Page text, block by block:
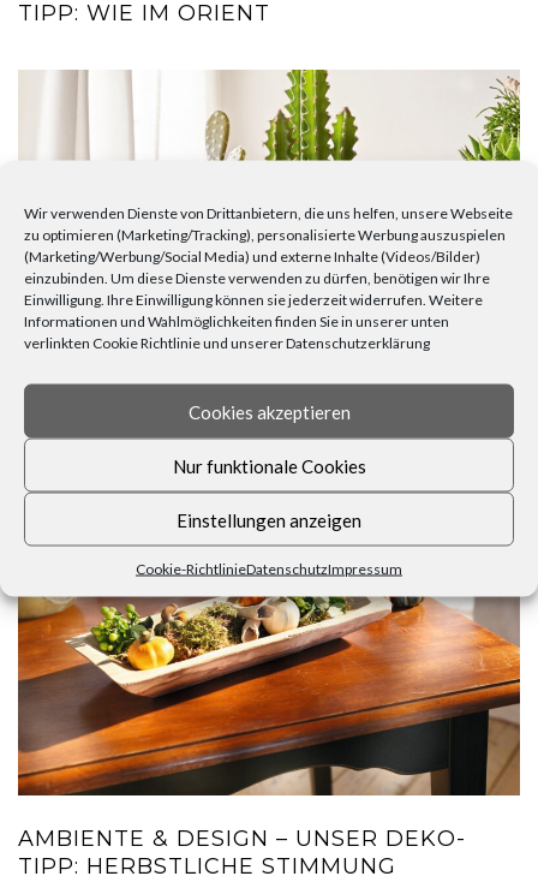
Wir verwenden Dienste von Drittanbietern, die uns helfen, unsere Webseite
zu optimieren (Marketing/Tracking), personalisierte Werbung auszuspielen
(Marketing/Werbung/Social Media) und externe Inhalte (Videos/Bilder)
einzubinden. Um diese Dienste verwenden zu dürfen, benötigen wir Ihre
Einwilligung. Ihre Einwilligung können sie jederzeit widerrufen. Weitere
Informationen und Wahlmöglichkeiten finden Sie in unserer unten
verlinkten Cookie Richtlinie und unserer Datenschutzerklärung
Cookies akzeptieren
Nur funktionale Cookies
Einstellungen anzeigen
Cookie-RichtlinieDatenschutzImpressum
TIPP: WIE IM ORIENT
AMBIENTE & DESIGN – UNSER DEKO-
TIPP: BITTE NICHT GIESSEN
AMBIENTE & DESIGN – UNSER DEKO-
TIPP: HERBSTLICHE STIMMUNG